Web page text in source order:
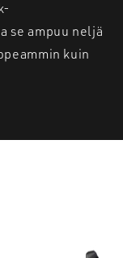
se ampuu neljä
kuin